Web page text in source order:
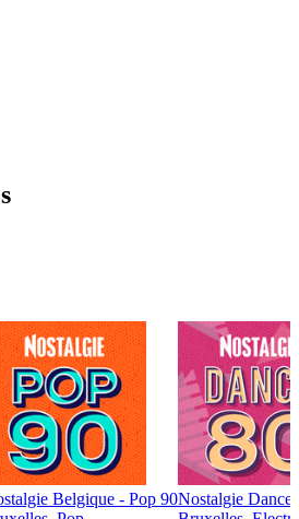
Belgique - Pop 90Nostalgie Dance